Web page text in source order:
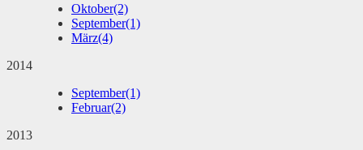
Oktober(2)
September(1)
März(4)
2014
September(1)
Februar(2)
2013